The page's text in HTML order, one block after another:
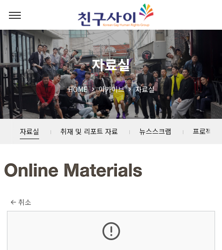
자료실
HOME 아카이브 자료실
자료실 취재 및 리포트 자료 뉴스스크랩 프로젝트
취소